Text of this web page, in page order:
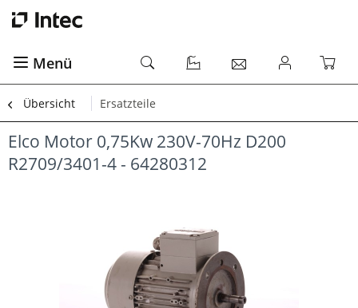
Menü
Übersicht Ersatzteile
Elco Motor 0,75Kw 230V-70Hz D200
R2709/3401-4 - 64280312